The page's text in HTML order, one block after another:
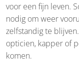
voor een fijn leven.
nodig om weer
zelfstandig te
opticien, kapper of
komen.